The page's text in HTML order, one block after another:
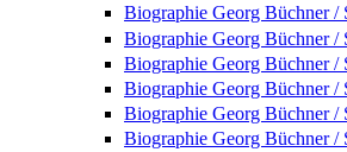
Biographie Georg Büchner /
Biographie Georg Büchner /
Biographie Georg Büchner /
Biographie Georg Büchner /
Biographie Georg Büchner /
Biographie Georg Büchner /